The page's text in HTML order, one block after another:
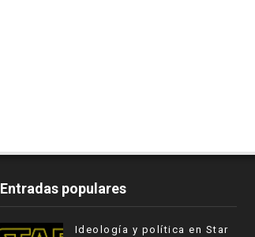
Entradas populares
Ideología y política en Star